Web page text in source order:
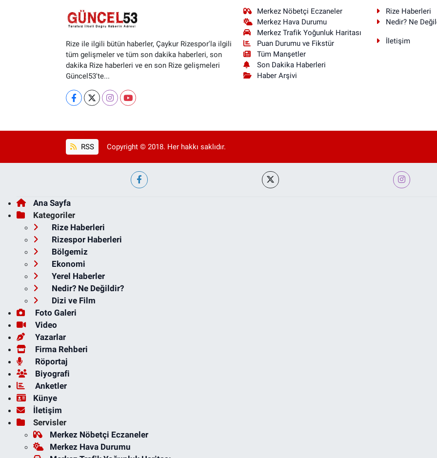
Rize ile ilgili bütün haberler, Çaykur Rizespor'la ilgili
tüm gelişmeler ve tüm son dakika haberleri, son
dakika Rize haberleri ve en son Rize gelişmeleri
Güncel53'te...
Merkez Nöbetçi Eczaneler
Merkez Hava Durumu
Merkez Trafik Yoğunluk Haritası
Puan Durumu ve Fikstür
Tüm Manşetler
Son Dakika Haberleri
Haber Arşivi
Rize Haberleri
Nedir? Ne
İletişim
RSS Copyright © 2018. Her hakkı saklıdır.
Ana Sayfa
Kategoriler
Rize Haberleri
Rizespor Haberleri
Bölgemiz
Ekonomi
Yerel Haberler
Nedir? Ne Değildir?
Dizi ve Film
Foto Galeri
Video
Yazarlar
Firma Rehberi
Röportaj
Biyografi
Anketler
Künye
İletişim
Servisler
Merkez Nöbetçi Eczaneler
Merkez Hava Durumu